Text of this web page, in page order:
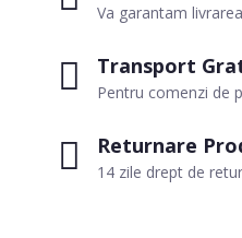
Va garantam
Transport
Pentru comenzi de
Returnare
14 zile drept de